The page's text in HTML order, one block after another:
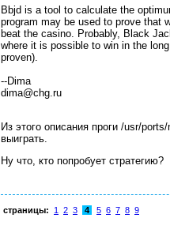
Bbjd is a tool to calculate the
program may be used to prove that
beat the casino. Probably, Black
where it is possible to win in the
proven).
--Dima
dima@chg.ru
Из этого описания проги /usr/
выиграть.
Ну что, кто попробует стратегию?
страницы: 1 2 3 4 5 6 7 8 9